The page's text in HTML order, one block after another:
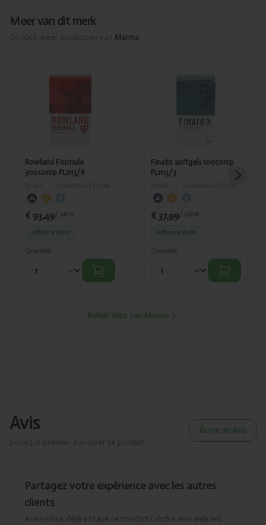
Meer van dit merk
Ontdek meer producten van Marma
Ajouté
PL1113/6
Rowland Formule
300comp PL1113/6
€ 93,49/ pièce
-10%per 6 stuks
Quantité
Finato softgels 100comp
PL1113/3
€ 37,99/ pièce
-10%per 6 stuks
Quantité
Bekijk alles van Marma
Avis Écrire un avis
Partagez votre expérience avec les autres
clients
Avez-vous déjà essayé ce produit ? Votre avis aide les